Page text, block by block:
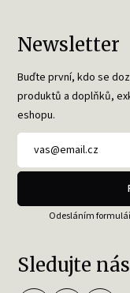
Newsletter
Buďte první, kdo se
produktů a doplňků,
eshopu.
Odesláním
Sledujte nás